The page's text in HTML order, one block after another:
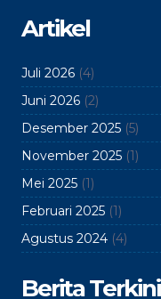
Artikel
Juli 2026 (4)
Juni 2026 (2)
Desember 2025 (5)
November 2025 (1)
Mei 2025 (1)
Februari 2025 (1)
Agustus 2024 (4)
Berita Terkini